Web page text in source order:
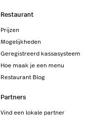
Restaurant
Prijzen
Mogelijkheden
Geregistreerd kassasysteem
Hoe maak je een menu
Restaurant Blog
Partners
Vind een lokale partner